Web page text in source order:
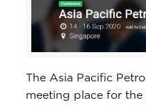
The Asia Pacific
meeting place for